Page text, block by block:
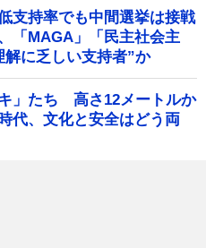
支持率でも中間選挙は接戦
「MAGA」「民主社会主
に乏しい支持者”か
」たち 高さ12メートルか
代、文化と安全はどう両